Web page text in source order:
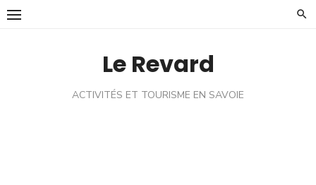
Skip
Le Revard
ACTIVITÉS ET TOURISME EN SAVOIE